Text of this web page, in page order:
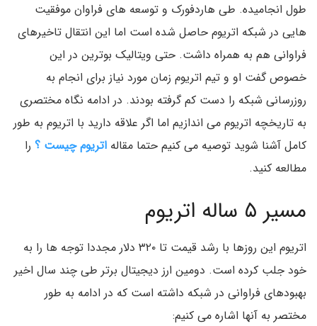
طول انجامیده. طی هاردفورک و توسعه های فراوان موفقیت
هایی در شبکه اتریوم حاصل شده است اما این انتقال تاخیرهای
فراوانی هم به همراه داشت. حتی ویتالیک بوترین در این
خصوص گفت او و تیم اتریوم زمان مورد نیاز برای انجام به
روزرسانی شبکه را دست کم گرفته بودند. در ادامه نگاه مختصری
به تاریخچه اتریوم می اندازیم اما اگر علاقه دارید با اتریوم به طور
کامل آشنا شوید توصیه می کنیم حتما مقاله اتریوم چیست ؟ را
مطالعه کنید.
مسیر ۵ ساله اتریوم
اتریوم این روزها با رشد قیمت تا ۳۲۰ دلار مجددا توجه ها را به
خود جلب کرده است. دومین ارز دیجیتال برتر طی چند سال اخیر
بهبودهای فراوانی در شبکه داشته است که در ادامه به طور
مختصر به آنها اشاره می کنیم: